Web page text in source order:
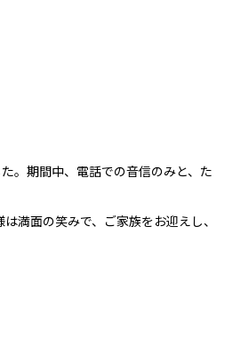
。期間中、電話での音信のみと、た
満面の笑みで、ご家族をお迎えし、